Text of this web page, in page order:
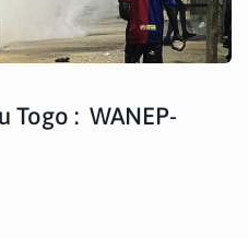
Togo : WANEP-